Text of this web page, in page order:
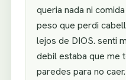
queria nada ni
peso que perdi
lejos de DIOS. senti
debil estaba que me
paredes para no caer.